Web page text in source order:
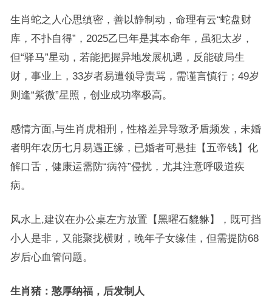
生肖蛇之人心思缜密，善以静制动，命理有云“蛇盘财
库，不扑自得”，2025乙巳年是其本命年，虽犯太岁，
但“驿马”星动，若能把握异地发展机遇，反能破局生
财，事业上，33岁者易遭领导责骂，需谨言慎行；49岁
则逢“紫微”星照，创业成功率极高。
感情方面,与生肖虎相刑，性格差异导致矛盾频发，未婚
者明年农历七月易遇正缘，已婚者可悬挂【五帝钱】化
解口舌，健康运需防“病符”侵扰，尤其注意呼吸道疾
病。
风水上,建议在办公桌左方放置【黑曜石貔貅】，既可挡
小人是非，又能聚拢横财，晚年子女缘佳，但需提防68
岁后心血管问题。
生肖猪：憨厚纳福，后发制人